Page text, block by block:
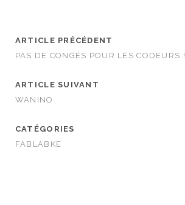
ARTICLE PRÉCÉDENT
PAS DE CONGÉS POUR LES CODEURS !
ARTICLE SUIVANT
WANINO
CATÉGORIES
FABLABKE